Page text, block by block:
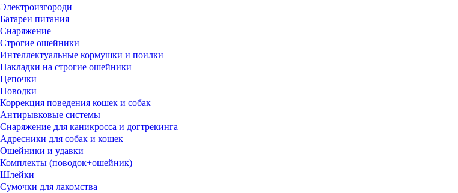
Электроизгороди
Батареи питания
Снаряжение
Строгие ошейники
Интеллектуальные кормушки и поилки
Накладки на строгие ошейники
Цепочки
Поводки
Коррекция поведения кошек и собак
Антирывковые системы
Снаряжение для каникросса и догтрекинга
Адресники для собак и кошек
Ошейники и удавки
Комплекты (поводок+ошейник)
Шлейки
Сумочки для лакомства